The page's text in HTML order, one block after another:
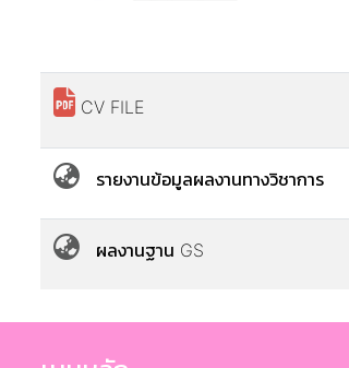
CV FILE
รายงานข้อมูลผลงานทางวิชาการ
ผลงานฐาน GS